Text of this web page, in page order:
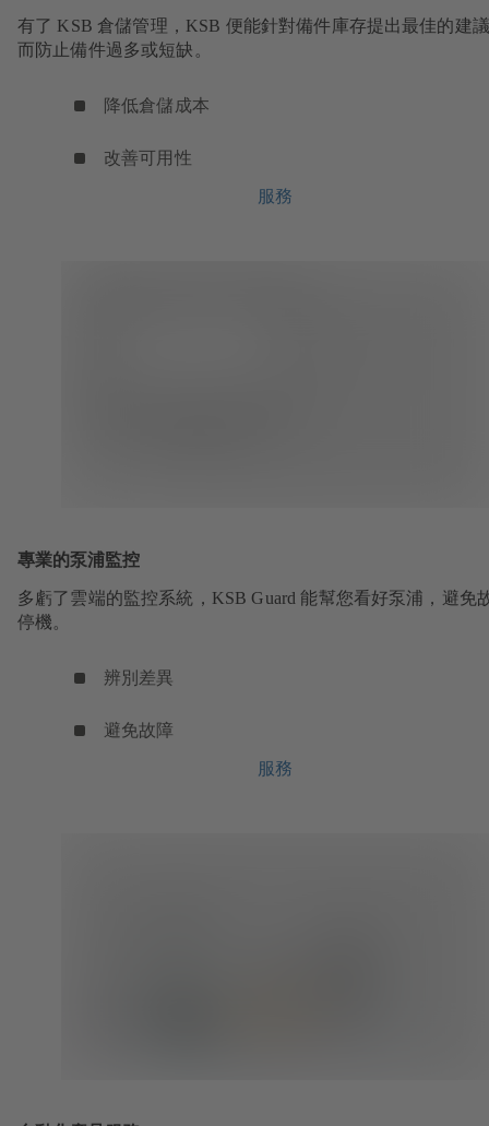
有了 KSB 倉儲管理，KSB 便能針對備件庫存提出最佳的建
而防止備件過多或短缺。
降低倉儲成本
改善可用性
服務
專業的泵浦監控
多虧了雲端的監控系統，KSB Guard 能幫您看好泵浦，避免
停機。
辨別差異
避免故障
服務